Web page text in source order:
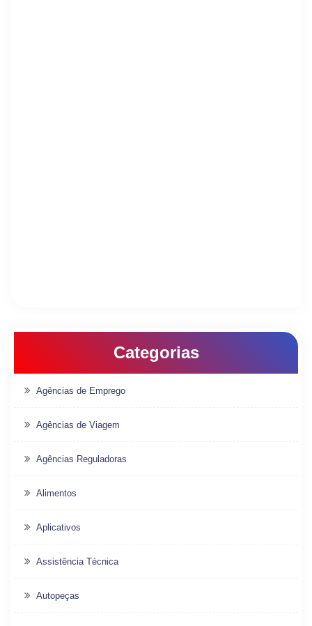
Categorias
Agências de Emprego
Agências de Viagem
Agências Reguladoras
Alimentos
Aplicativos
Assistência Técnica
Autopeças